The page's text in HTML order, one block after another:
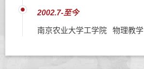
2002.7-至今
南京农业大学工学院 物理教学